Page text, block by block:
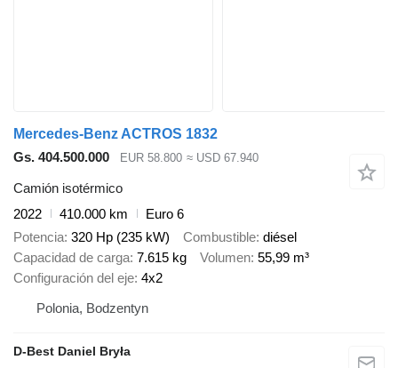
Mercedes-Benz ACTROS 1832
Gs. 404.500.000
EUR 58.800 ≈ USD 67.940
Camión isotérmico
2022
410.000 km
Euro 6
Potencia 320 Hp (235 kW) Combustible diésel
Capacidad de carga 7.615 kg Volumen 55,99 m³
Configuración del eje 4x2
Polonia, Bodzentyn
D-Best Daniel Bryła